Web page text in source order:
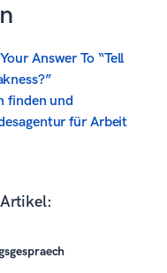
Answer To “Tell
finden und
für Arbeit